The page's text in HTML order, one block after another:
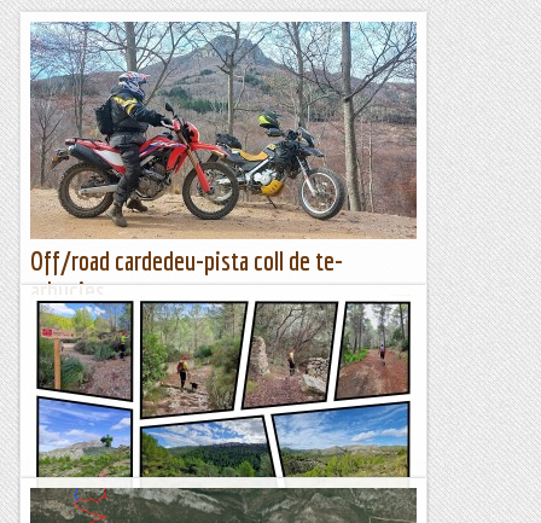
Off/road cardedeu-pista coll de te-
arbucies
MOTOS: BMW F650GS / HONDA CRF 450De Cardedeu fins a
Arbucies en OFF (l´ultima tram de Arbucies a Sant Hilari de
Sacalm per carretera per anar a dinar)Bonica ruta sense cap
mena...
El món de la ferrata i la escalada